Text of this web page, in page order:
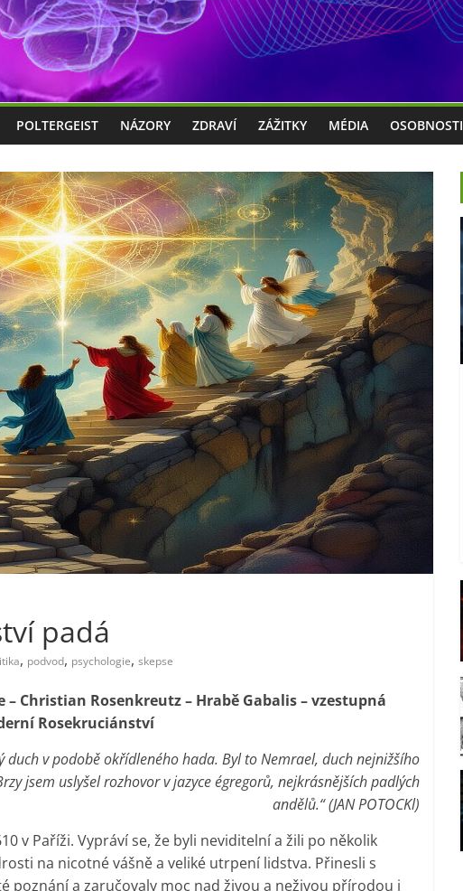
POLTERGEIST NÁZORY ZDRAVÍ ZÁŽITKY MÉDIA OSOBNOSTI
padá
, podvod, psychologie, skepse
Christian Rosenkreutz – Hrabě Gabalis – vzestupná
Rosekruciánství
duch v podobě okřídleného hada. Byl to Nemrael, duch nejnižšího
jsem uslyšel rozhovor v jazyce égregorů, nejkrásnějších padlých
andělů.“ (JAN POTOCKl)
v Paříži. Vypráví se, že byli neviditelní a žili po několik
na nicotné vášně a veliké utrpení lidstva. Přinesli s
poznání a zaručovaly moc nad živou a neživou přírodou i